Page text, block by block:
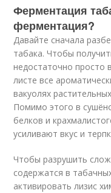
Ферментация
ферментация?
Давайте сначала
табака. Чтобы
недостаточно просто
листе все
вакуолях
Помимо этого в
белков и
усиливают вкус и
Чтобы разрушить
содержатся в
активировать лизис